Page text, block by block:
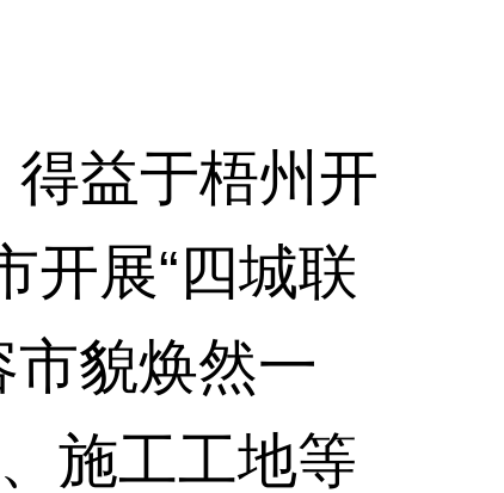
益于梧州开
开展“四城联
貌焕然一
施工工地等